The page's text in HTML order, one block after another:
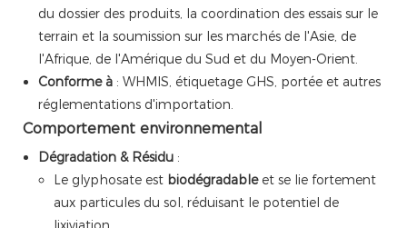
du dossier des produits, la coordination des essais sur le
terrain et la soumission sur les marchés de l'Asie, de
l'Afrique, de l'Amérique du Sud et du Moyen-Orient.
Conforme à : WHMIS, étiquetage GHS, portée et autres
réglementations d'importation.
Comportement environnemental
Dégradation & Résidu :
Le glyphosate est biodégradable et se lie fortement
aux particules du sol, réduisant le potentiel de